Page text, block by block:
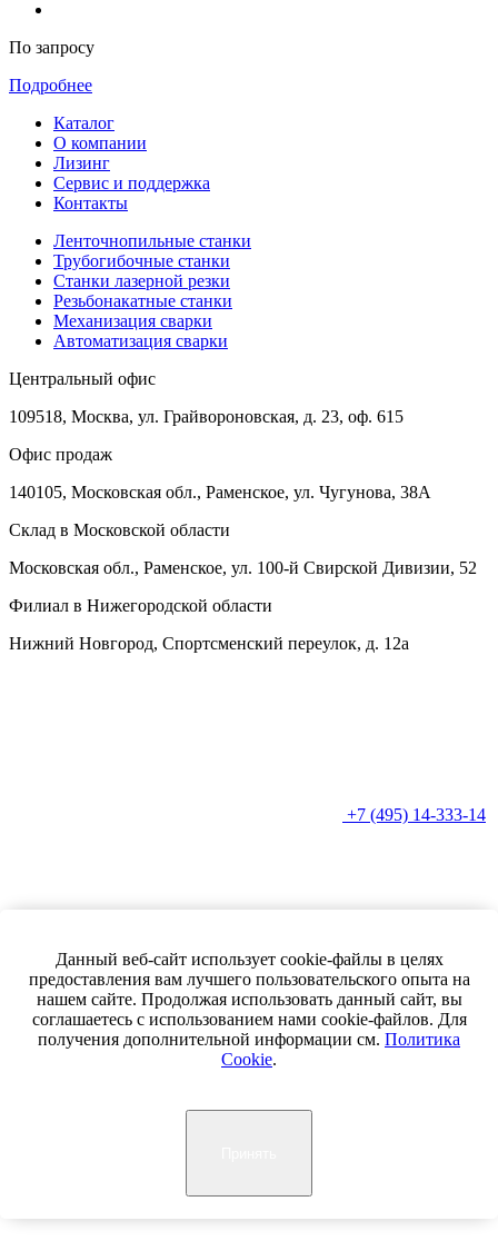
По запросу
Подробнее
Каталог
О компании
Лизинг
Сервис и поддержка
Контакты
Ленточнопильные станки
Трубогибочные станки
Станки лазерной резки
Резьбонакатные станки
Механизация сварки
Автоматизация сварки
Центральный офис
109518, Москва, ул. Грайвороновская, д. 23, оф. 615
Офис продаж
140105, Московская обл., Раменское, ул. Чугунова, 38А
Склад в Московской области
Московская обл., Раменское, ул. 100-й Свирской Дивизии, 52
Филиал в Нижегородской области
Нижний Новгород, Спортсменский переулок, д. 12а
+7 (495) 14-333-14
+7 (800) 555-33-07
info@masam-group.ru
Группа компаний «Масам» — это производственно-
Данный веб-сайт использует cookie-файлы в целях
предоставления вам лучшего пользовательского опыта на
нашем сайте. Продолжая использовать данный сайт, вы
соглашаетесь с использованием нами cookie-файлов. Для
получения дополнительной информации см. Политика
Cookie.